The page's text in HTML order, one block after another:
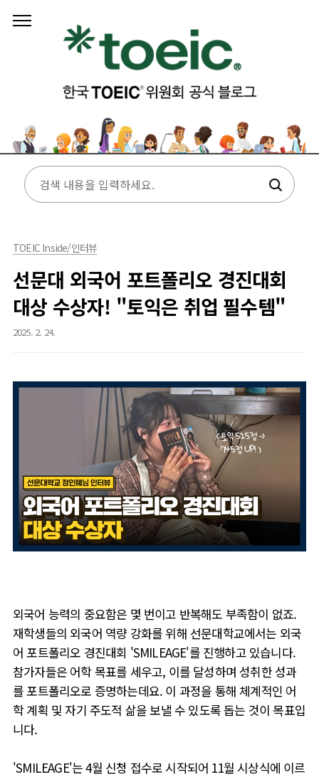
TOEIC Inside/인터뷰
선문대 외국어 포트폴리오 경진대회
대상 수상자! "토익은 취업 필수템"
2025. 2. 24.
외국어 능력의 중요함은 몇 번이고 반복해도 부족함이 없죠.
재학생들의 외국어 역량 강화를 위해 선문대학교에서는 외국
어 포트폴리오 경진대회 'SMILEAGE'를 진행하고 있습니다.
참가자들은 어학 목표를 세우고, 이를 달성하며 성취한 성과
를 포트폴리오로 증명하는데요. 이 과정을 통해 체계적인 어
학 계획 및 자기 주도적 삶을 보낼 수 있도록 돕는 것이 목표입
니다.
'SMILEAGE'는4월 신청 접수로 시작되어 11월 시상식에 이르